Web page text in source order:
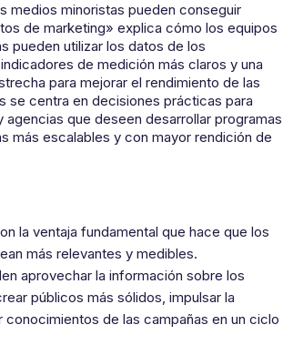
medios minoristas pueden conseguir
de marketing» explica cómo los equipos
pueden utilizar los datos de los
de medición más claros y una
para mejorar el rendimiento de las
se centra en decisiones prácticas para
agencias que deseen desarrollar programas
más escalables y con mayor rendición de
la ventaja fundamental que hace que los
más relevantes y medibles.
aprovechar la información sobre los
públicos más sólidos, impulsar la
de las campañas en un ciclo